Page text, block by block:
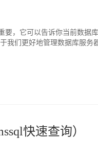
要，它可以告诉你当前数据
我们更好地管理数据库服务
快速查询）